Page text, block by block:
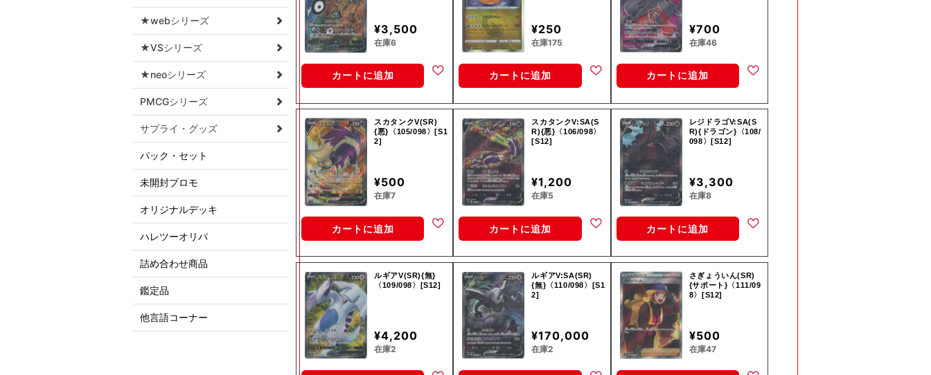
★webシリーズ
★VSシリーズ
★neoシリーズ
PMCGシリーズ
サプライ・グッズ
パック・セット
未開封プロモ
オリジナルデッキ
ハレツーオリパ
詰め合わせ商品
鑑定品
他言語コーナー
¥3,500
在庫6
カートに追加
¥250
在庫175
カートに追加
¥700
在庫46
カートに追加
スカタンクV(SR)
{悪}〈105/098〉[S1
2]
¥500
在庫7
カートに追加
スカタンクV:SA(S
R){悪}〈106/098〉
[S12]
¥1,200
在庫5
カートに追加
レジドラゴV:SA(S
R){ドラゴン}〈108/
098〉[S12]
¥3,300
在庫8
カートに追加
ルギアV(SR){無}
〈109/098〉[S12]
¥4,200
在庫2
ルギアV:SA(SR)
{無}〈110/098〉[S1
2]
¥170,000
在庫2
さぎょういん(SR)
{サポート}〈111/09
8〉[S12]
¥500
在庫47